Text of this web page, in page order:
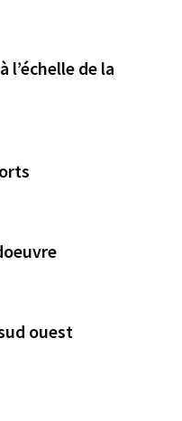
l’échelle de la
ouest